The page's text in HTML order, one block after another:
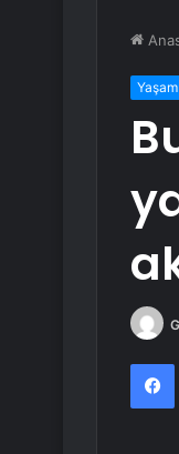
Yaşam